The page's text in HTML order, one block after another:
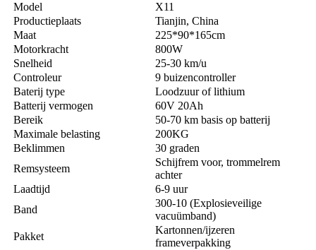
Model
X11
Productieplaats
Tianjin, China
Maat
225*90*165cm
Motorkracht
800W
Snelheid
25-30 km/u
Controleur
9 buizencontroller
Baterij type
Loodzuur of lithium
Batterij vermogen
60V 20Ah
Bereik
50-70 km basis op batterij
Maximale belasting
200KG
Beklimmen
30 graden
Remsysteem
Schijfrem voor, trommelrem
achter
Laadtijd
6-9 uur
Band
300-10 (Explosieveilige
vacuümband)
Pakket
Kartonnen/ijzeren
frameverpakking